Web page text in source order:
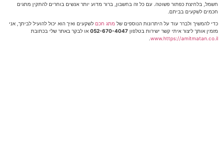
חשמל, בלחיצת כפתור פשוטה. עם כל זה בחשבון, ברור מדוע יותר אנשים בוחרים להתקין מתגים
חכמים לשקעים בביתם.
כדי להמשיך ולברר עוד על היתרונות הנוספים של מתג חכם לשקעים ואיך הוא יכול להועיל לביתך, אני
מזמין אותך ליצור איתי קשר ישירות בטלפון 052-670-4047 או לבקר באתר שלי בכתובת
www.https://amitmatan.co.il